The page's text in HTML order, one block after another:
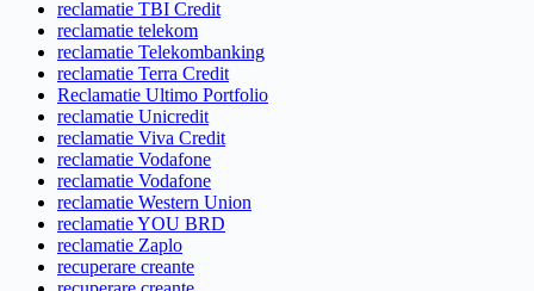
reclamatie TBI Credit
reclamatie telekom
reclamatie Telekombanking
reclamatie Terra Credit
Reclamatie Ultimo Portfolio
reclamatie Unicredit
reclamatie Viva Credit
reclamatie Vodafone
reclamatie Vodafone
reclamatie Western Union
reclamatie YOU BRD
reclamatie Zaplo
recuperare creante